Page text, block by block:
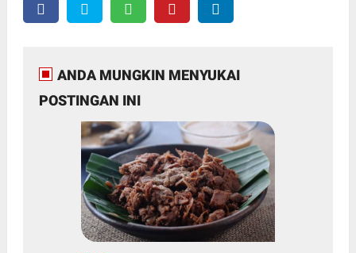
ANDA MUNGKIN MENYUKAI
POSTINGAN INI